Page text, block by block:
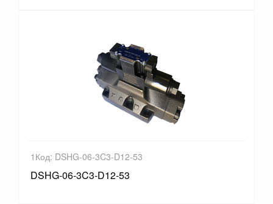
1Код: DSHG-06-3C3-D12-53
DSHG-06-3C3-D12-53